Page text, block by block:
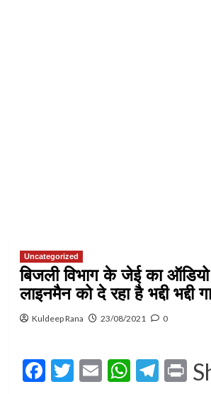
Uncategorized
बिजली विभाग के जेई का
लाइनमैन को दे रहा है भद्दी भद्दी
Kuldeep Rana 23/08/2021 0
Facebook
Twitter
Email